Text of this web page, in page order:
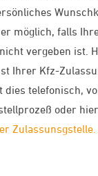
möglich, falls
vergeben ist.
Ihrer Kfz-
dies telefonisch,
oder
Zulassunsgstelle.